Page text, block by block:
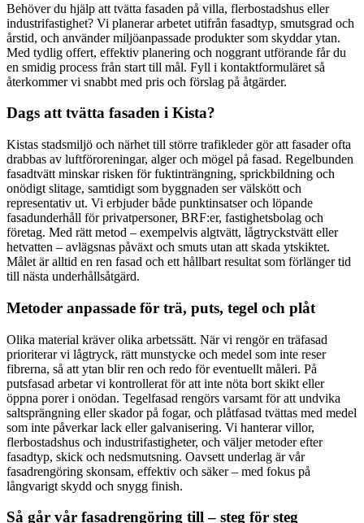
Behöver du hjälp att tvätta fasaden på villa, flerbostadshus eller
industrifastighet? Vi planerar arbetet utifrån fasadtyp, smutsgrad och
årstid, och använder miljöanpassade produkter som skyddar ytan.
Med tydlig offert, effektiv planering och noggrant utförande får du
en smidig process från start till mål. Fyll i kontaktformuläret så
återkommer vi snabbt med pris och förslag på åtgärder.
Dags att tvätta fasaden i Kista?
Kistas stadsmiljö och närhet till större trafikleder gör att fasader ofta
drabbas av luftföroreningar, alger och mögel på fasad. Regelbunden
fasadtvätt minskar risken för fuktinträngning, sprickbildning och
onödigt slitage, samtidigt som byggnaden ser välskött och
representativ ut. Vi erbjuder både punktinsatser och löpande
fasadunderhåll för privatpersoner, BRF:er, fastighetsbolag och
företag. Med rätt metod – exempelvis algtvätt, lågtryckstvätt eller
hetvatten – avlägsnas påväxt och smuts utan att skada ytskiktet.
Målet är alltid en ren fasad och ett hållbart resultat som förlänger tid
till nästa underhållsåtgärd.
Metoder anpassade för trä, puts, tegel och plåt
Olika material kräver olika arbetssätt. När vi rengör en träfasad
prioriterar vi lågtryck, rätt munstycke och medel som inte reser
fibrerna, så att ytan blir ren och redo för eventuellt måleri. På
putsfasad arbetar vi kontrollerat för att inte nöta bort skikt eller
öppna porer i onödan. Tegelfasad rengörs varsamt för att undvika
saltsprängning eller skador på fogar, och plåtfasad tvättas med medel
som inte påverkar lack eller galvanisering. Vi hanterar villor,
flerbostadshus och industrifastigheter, och väljer metoder efter
fasadtyp, skick och nedsmutsning. Oavsett underlag är vår
fasadrengöring skonsam, effektiv och säker – med fokus på
långvarigt skydd och snygg finish.
Så går vår fasadrengöring till – steg för steg